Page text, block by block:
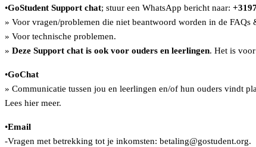
•GoStudent Support chat; stuur een WhatsApp bericht naar:
» Voor vragen/problemen die niet beantwoord worden in de FAQs
» Voor technische problemen.
» Deze Support chat is ook voor ouders en leerlingen. Het is
•GoChat
» Communicatie tussen jou en leerlingen en/of hun ouders vindt
Lees hier meer.
•Email
-Vragen met betrekking tot je inkomsten: betaling@gostudent.org.